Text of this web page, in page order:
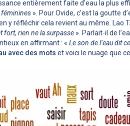
entièrement faite d’eau la plus
féminines ». Pour Ovide, c’est la goutte
y réfléchir cela revient au même. Lao
fort, rien ne la surpasse ». Parlait-il de
en affirmant : « Le son de l’eau dit
avec des mots et voici le nuage que